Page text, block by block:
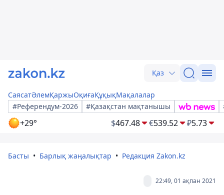
Қаз
СаясатӘлемҚаржыОқиғаҚұқықМақалалар
#Референдум-2026
#Қазақстан мақтанышы
+29° $467.48 €539.52 ₽5.73
Басты Барлық жаңалықтар Редакция Zakon.kz
22:49, 01 ақпан 2021